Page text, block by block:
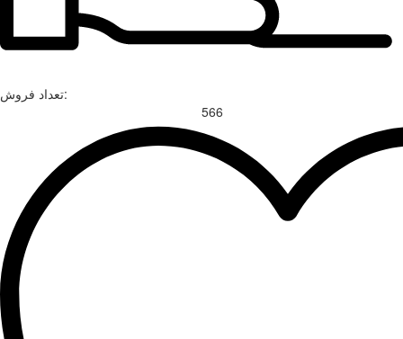
تعداد فروش:
566